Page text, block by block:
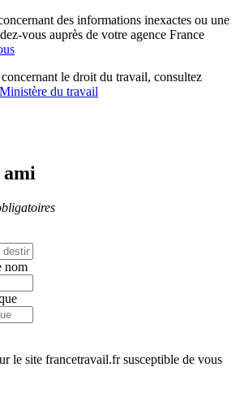
des informations inexactes ou une
vous auprès de votre agence France
le droit du travail, consultez
du travail
nom
le site francetravail.fr susceptible de vous